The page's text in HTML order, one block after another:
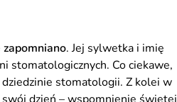
. Jej sylwetka i imię
stomatologicznych. Co ciekawe,
stomatologii. Z kolei w